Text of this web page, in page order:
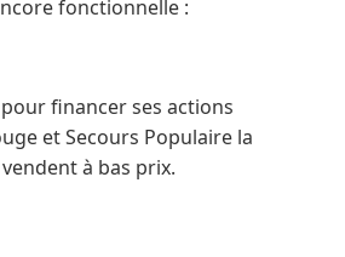
fonctionnelle :
financer ses actions
et Secours Populaire la
à bas prix.